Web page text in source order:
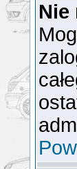
Nie